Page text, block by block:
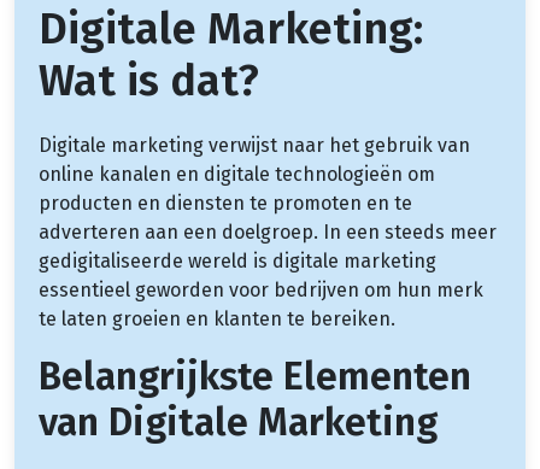
Digitale Marketing:
Wat is dat?
Digitale marketing verwijst naar het gebruik van
online kanalen en digitale technologieën om
producten en diensten te promoten en te
adverteren aan een doelgroep. In een steeds meer
gedigitaliseerde wereld is digitale marketing
essentieel geworden voor bedrijven om hun merk
te laten groeien en klanten te bereiken.
Belangrijkste Elementen
van Digitale Marketing